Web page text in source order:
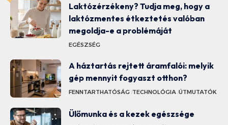
Laktózérzékeny? Tudja meg, hogy a
laktózmentes étkeztetés valóban
megoldja-e a problémáját
EGÉSZSÉG
A háztartás rejtett áramfalói: melyik
gép mennyit fogyaszt otthon?
FENNTARTHATÓSÁG TECHNOLÓGIA ÚTMUTATÓK
Ülőmunka és a kezek egészsége